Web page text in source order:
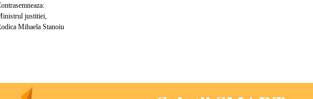
justitiei,
Stanoiu